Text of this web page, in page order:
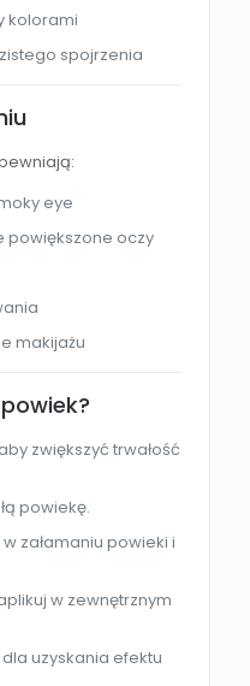
kolorami
spojrzenia
eye
powiększone oczy
makijażu
zwiększyć trwałość
powiekę.
załamaniu powieki i
w zewnętrznym
uzyskania efektu